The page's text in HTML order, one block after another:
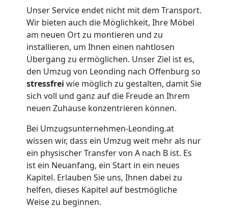
Unser Service endet nicht mit dem Transport.
Wir bieten auch die Möglichkeit, Ihre Möbel
am neuen Ort zu montieren und zu
installieren, um Ihnen einen nahtlosen
Übergang zu ermöglichen. Unser Ziel ist es,
den Umzug von Leonding nach Offenburg so
stressfrei wie möglich zu gestalten, damit Sie
sich voll und ganz auf die Freude an Ihrem
neuen Zuhause konzentrieren können.
Bei Umzugsunternehmen-Leonding.at
wissen wir, dass ein Umzug weit mehr als nur
ein physischer Transfer von A nach B ist. Es
ist ein Neuanfang, ein Start in ein neues
Kapitel. Erlauben Sie uns, Ihnen dabei zu
helfen, dieses Kapitel auf bestmögliche
Weise zu beginnen.
Tresortransport
Leonding
Umzug
für
Senioren